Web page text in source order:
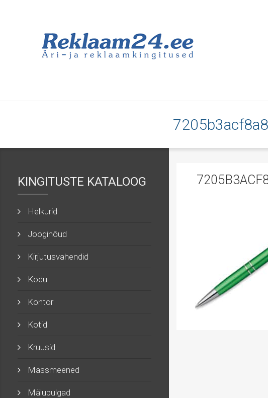
KINGITUSTE KATALOOG
Helkurid
Jooginõud
Kirjutusvahendid
Kodu
Kontor
Kotid
Kruusid
Massmeened
Mälupulgad